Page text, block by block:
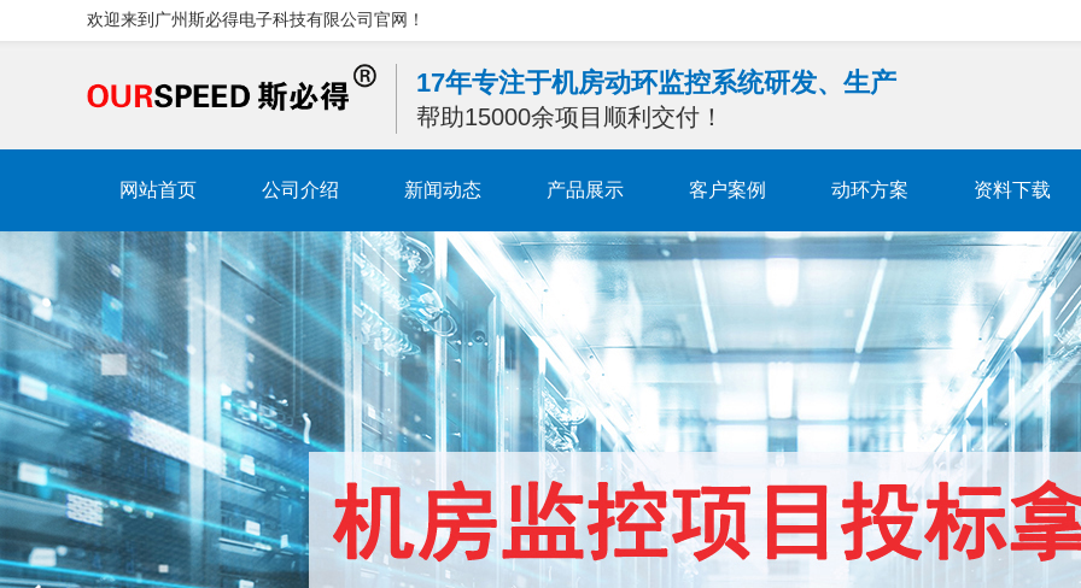
欢迎来到广州斯必得电子科技有限公司官网！
17年专注于机房动环监控系统研发、生产
帮助15000余项目顺利交付！
网站首页 公司介绍 新闻动态 产品展示 客户案例 动环方案 资料下载